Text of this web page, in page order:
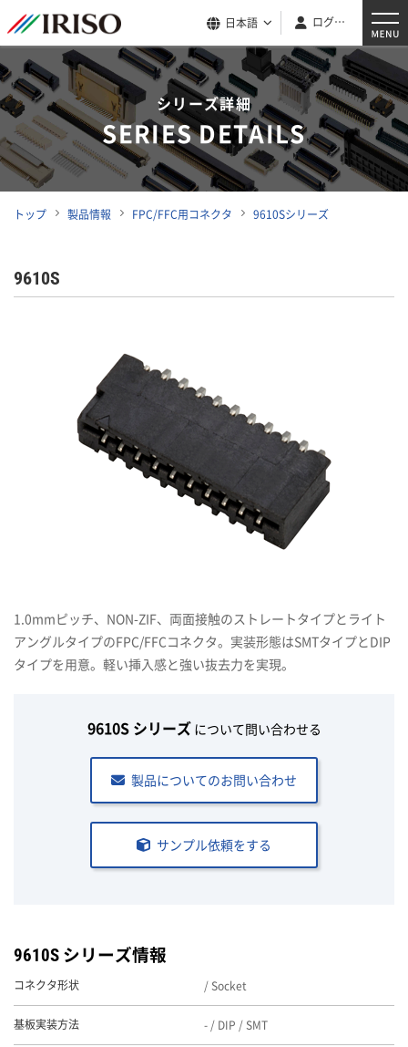
日本語 ログイン
シリーズ詳細
SERIES DETAILS
トップ 製品情報 FPC/FFC用コネクタ 9610Sシリーズ
9610S
1.0mmピッチ、NON-ZIF、両面接触のストレートタイプとライト
アングルタイプのFPC/FFCコネクタ。実装形態はSMTタイプとDIP
タイプを用意。軽い挿入感と強い抜去力を実現。
9610S シリーズについて問い合わせる
製品についてのお問い合わせ
サンプル依頼をする
9610S シリーズ情報
コネクタ形状 / Socket
基板実装方法 - / DIP / SMT